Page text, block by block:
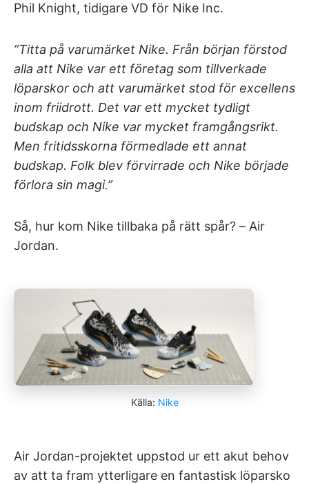
Phil Knight, tidigare VD för Nike Inc.
”Titta på varumärket Nike. Från början förstod
alla att Nike var ett företag som tillverkade
löparskor och att varumärket stod för excellens
inom friidrott. Det var ett mycket tydligt
budskap och Nike var mycket framgångsrikt.
Men fritidsskorna förmedlade ett annat
budskap. Folk blev förvirrade och Nike började
förlora sin magi.”
Så, hur kom Nike tillbaka på rätt spår? – Air
Jordan.
Källa: Nike
Air Jordan-projektet uppstod ur ett akut behov
av att ta fram ytterligare en fantastisk löparsko